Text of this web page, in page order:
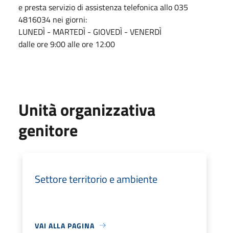
e presta servizio di assistenza telefonica allo 035
4816034 nei giorni:
LUNEDÌ - MARTEDÌ - GIOVEDÌ - VENERDÌ
dalle ore 9:00 alle ore 12:00
Unità organizzativa
genitore
Settore territorio e ambiente
VAI ALLA PAGINA